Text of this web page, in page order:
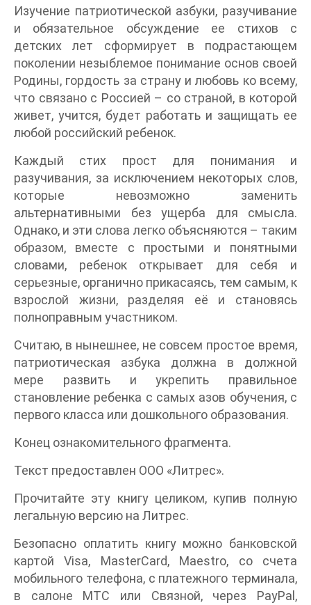
Изучение патриотической азбуки, разучивание
и обязательное обсуждение ее стихов с
детских лет сформирует в подрастающем
поколении незыблемое понимание основ своей
Родины, гордость за страну и любовь ко всему,
что связано с Россией – со страной, в которой
живет, учится, будет работать и защищать ее
любой российский ребенок.
Каждый стих прост для понимания и
разучивания, за исключением некоторых слов,
которые невозможно заменить
альтернативными без ущерба для смысла.
Однако, и эти слова легко объясняются – таким
образом, вместе с простыми и понятными
словами, ребенок открывает для себя и
серьезные, органично прикасаясь, тем самым, к
взрослой жизни, разделяя её и становясь
полноправным участником.
Считаю, в нынешнее, не совсем простое время,
патриотическая азбука должна в должной
мере развить и укрепить правильное
становление ребенка с самых азов обучения, с
первого класса или дошкольного образования.
Конец ознакомительного фрагмента.
Текст предоставлен ООО «Литрес».
Прочитайте эту книгу целиком, купив полную
легальную версию на Литрес.
Безопасно оплатить книгу можно банковской
картой Visa, MasterCard, Maestro, со счета
мобильного телефона, с платежного терминала,
в салоне МТС или Связной, через PayPal,